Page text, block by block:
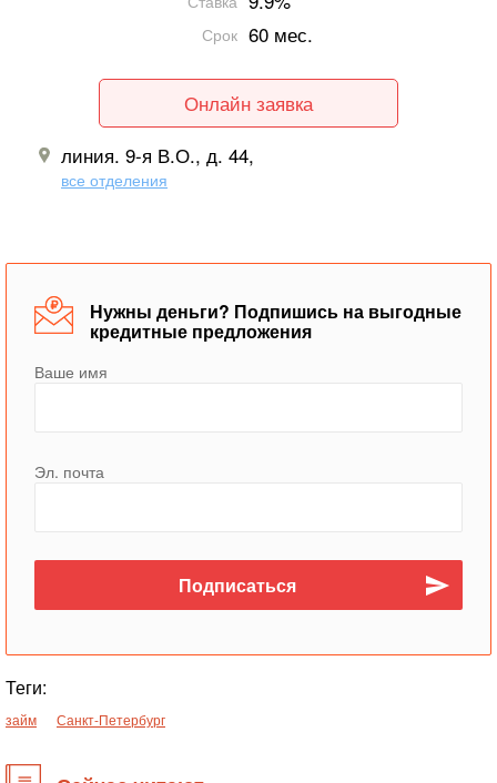
Срок 60 мес.
Онлайн заявка
линия. 9-я В.О., д. 44,
все отделения
Нужны деньги? Подпишись на выгодные
кредитные предложения
Ваше имя
Эл. почта
Теги:
займ Санкт-Петербург